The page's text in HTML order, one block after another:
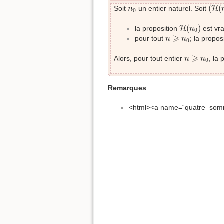
Soit n0
n0 un entier naturel. Soit (H(
(H(
la proposition H(n0)
H(n ) est
pour tout n ⩾ n0
n ⩾n 0 ; la
Alors, pour tout entier n ⩾ n0
n ⩾n 0 , la
Remarques
<html><a